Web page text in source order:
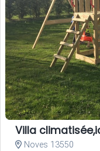
Villa
Noves 13550